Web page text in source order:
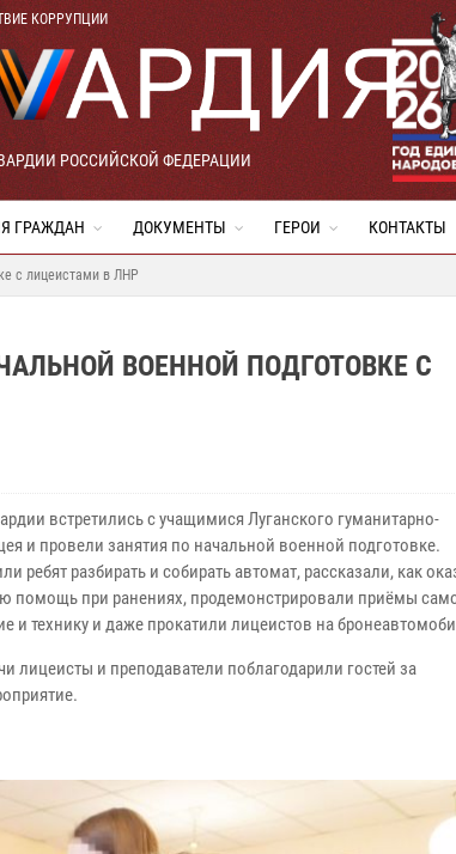
КОРРУПЦИИ
РОССИЙСКОЙ ФЕДЕРАЦИИ
ГРАЖДАН ДОКУМЕНТЫ ГЕРОИ КОНТАКТЫ
с лицеистами в ЛНР
ВОЕННОЙ ПОДГОТОВКЕ С
встретились с учащимися Луганского гуманитарно-
и провели занятия по начальной военной подготовке.
ребят разбирать и собирать автомат, рассказали, как
помощь при ранениях, продемонстрировали приёмы
и технику и даже прокатили лицеистов на
лицеисты и преподаватели поблагодарили гостей за